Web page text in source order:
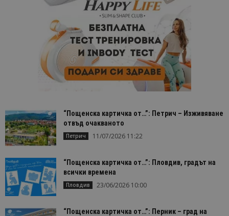
“Пощенска картичка от…”: Петрич – Изживяване
отвъд очакваното
Петрич 11/07/2026 11:22
“Пощенска картичка от…”: Пловдив, градът на
всички времена
Пловдив 23/06/2026 10:00
“Пощенска картичка от…”: Перник – град на
отчетите